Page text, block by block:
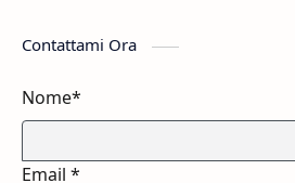
Contattami Ora
Nome*
Email *